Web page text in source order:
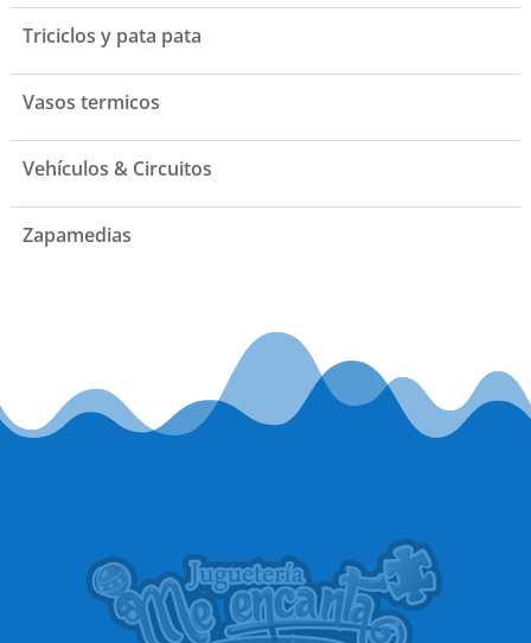
Triciclos y pata pata
Vasos termicos
Vehículos & Circuitos
Zapamedias